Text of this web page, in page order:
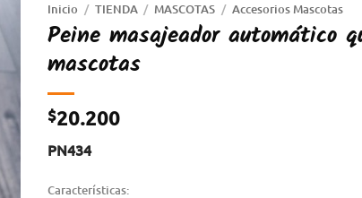
Inicio / TIENDA / MASCOTAS / Accesorios Mascotas
Peine masajeador automático
mascotas
$20.200
PN434
Características: